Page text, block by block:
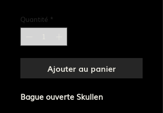
Quantité *
Ajouter au panier
Bague ouverte Skullen